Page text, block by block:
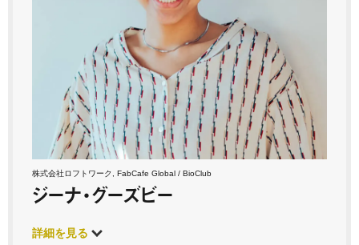
株式会社ロフトワーク, FabCafe Global / BioClub
ジーナ・グーズビー
詳細を見る